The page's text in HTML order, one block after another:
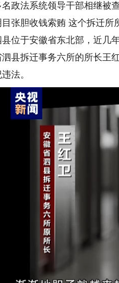
政法系统领导干部相继被查
胆收钱索贿 这个拆迁所
于安徽省东北部，近几年
县拆迁事务六所的所长王
法。